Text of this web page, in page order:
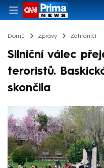
Domů Zprávy Zahraničí
Silniční válec
teroristů.
skončila